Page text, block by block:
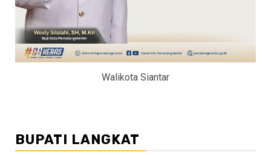
Walikota Siantar
BUPATI LANGKAT